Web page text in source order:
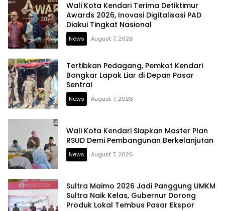
Wali Kota Kendari Terima Detiktimur
Awards 2026, Inovasi Digitalisasi PAD
Diakui Tingkat Nasional
News August 7, 2026
Tertibkan Pedagang, Pemkot Kendari
Bongkar Lapak Liar di Depan Pasar
Sentral
News August 7, 2026
Wali Kota Kendari Siapkan Master Plan
RSUD Demi Pembangunan Berkelanjutan
News August 7, 2026
Sultra Maimo 2026 Jadi Panggung UMKM
Sultra Naik Kelas, Gubernur Dorong
Produk Lokal Tembus Pasar Ekspor